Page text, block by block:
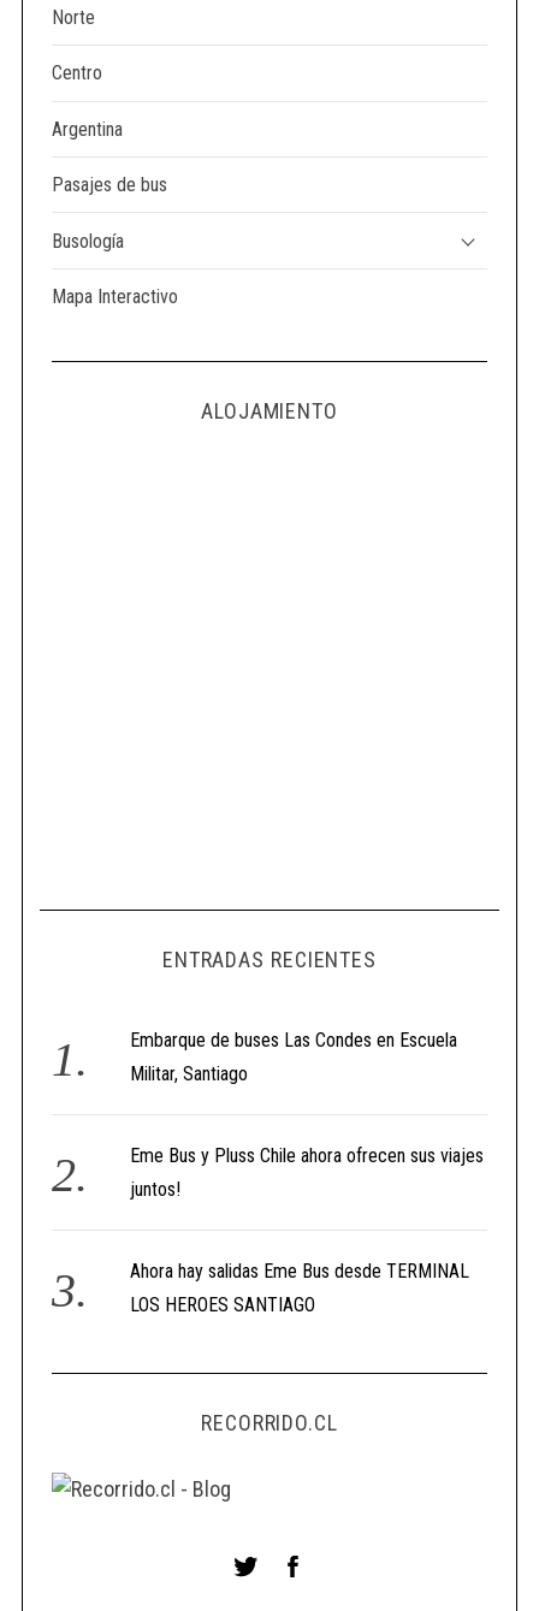
Norte
Centro
Argentina
Pasajes de bus
Busología
Mapa Interactivo
ALOJAMIENTO
ENTRADAS RECIENTES
Embarque de buses Las Condes en Escuela
Militar, Santiago
Eme Bus y Pluss Chile ahora ofrecen sus viajes
juntos!
Ahora hay salidas Eme Bus desde TERMINAL
LOS HEROES SANTIAGO
RECORRIDO.CL